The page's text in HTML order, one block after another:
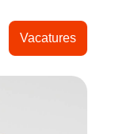
Vacatures